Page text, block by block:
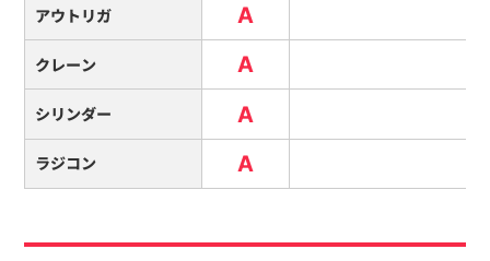
アウトリガ A
クレーン A
シリンダー A
ラジコン A